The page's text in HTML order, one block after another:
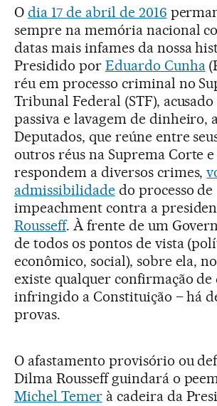
O dia 17 de abril de 2016
sempre na memória nacional
datas mais infames da nossa
Presidido por Eduardo Cunha
réu em processo criminal no
Tribunal Federal (STF),
passiva e lavagem de dinheiro,
Deputados, que reúne entre
outros réus na Suprema Corte e
respondem a diversos crimes,
admissibilidadedo processo de
impeachment contra a
Rousseff. À frente de um
de todos os pontos de vista
econômico, social), sobre ela,
existe qualquer confirmação de
infringido a Constituição – há
provas.
O afastamento provisório ou
Dilma Rousseff guindará o
Michel Temerà cadeira da